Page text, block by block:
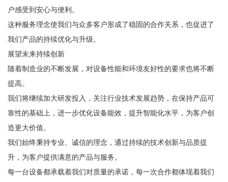
户感受到安心与便利。
这种服务理念使我们与众多客户形成了稳固的合作关系，也促进了
我们产品的持续优化与升级。
展望未来持续创新
随着制造业的不断发展，对设备性能和环境友好性的要求也将不断
提高。
我们将继续加大研发投入，关注行业技术发展趋势，在保持产品可
靠性的基础上，进一步优化设备能效，提升智能化水平，为客户创
造更大价值。
我们始终秉持专业、诚信的理念，通过持续的技术创新与品质提
升，为客户提供满意的产品与服务。
每一台设备都承载着我们对质量的承诺，每一次合作都体现着我们